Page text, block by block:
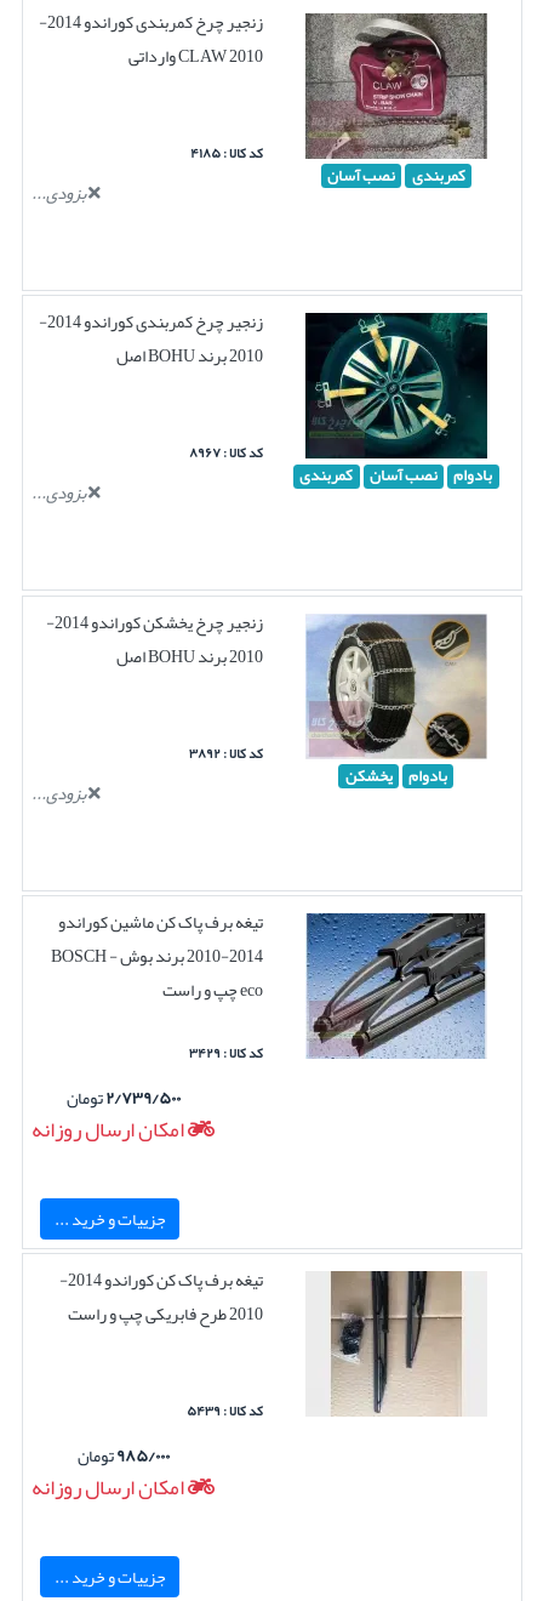
کمربندی نصب آسان
زنجیر چرخ کمربندی کوراندو 2014-
2010 CLAW وارداتی
کد کالا : ۴۱۸۵
بزودی...
بادوام نصب آسان کمربندی
زنجیر چرخ کمربندی کوراندو 2014-
2010 برند BOHU اصل
کد کالا : ۸۹۶۷
بزودی...
بادوام یخشکن
زنجیر چرخ یخشکن کوراندو 2014-
2010 برند BOHU اصل
کد کالا : ۳۸۹۲
بزودی...
تیغه برف پاک کن ماشین کوراندو
2014-2010 برند بوش BOSCH -
eco چپ و راست
کد کالا : ۳۴۲۹
۲/۷۳۹/۵۰۰تومان
امکان ارسال روزانه
جزییات و خرید ...
تیغه برف پاک کن کوراندو 2014-
2010 طرح فابریکی چپ و راست
کد کالا : ۵۴۳۹
۹۸۵/۰۰۰تومان
امکان ارسال روزانه
جزییات و خرید ...